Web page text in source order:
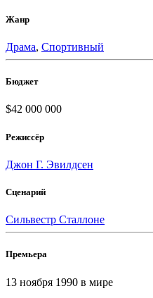
Жанр
Драма, Спортивный
Бюджет
$42 000 000
Режиссёр
Джон Г. Эвилдсен
Сценарий
Сильвестр Сталлоне
Премьера
13 ноября 1990 в мире